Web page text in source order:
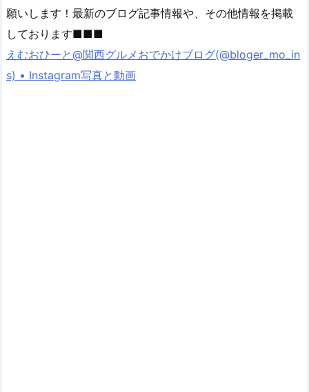
願いします！最新のブログ記事情報や、その他情報を掲載
しております■■■
えむおひーと@関西グルメおでかけブログ(@bloger_mo_in
s) • Instagram写真と動画